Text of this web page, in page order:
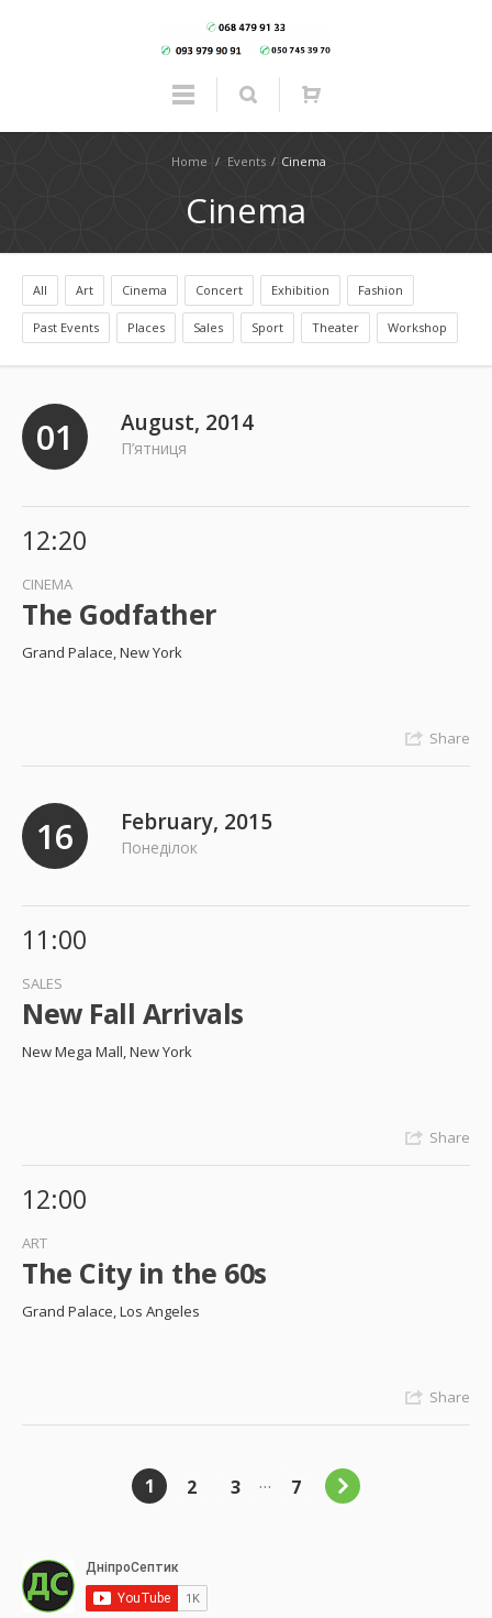
Home / Events / Cinema
Cinema
All Art Cinema Concert Exhibition Fashion
Past Events Places Sales Sport Theater Workshop
01 August, 2014
П’ятниця
12:20
CINEMA
The Godfather
Grand Palace, New York
Share
16 February, 2015
Понеділок
11:00
SALES
New Fall Arrivals
New Mega Mall, New York
Share
12:00
ART
The City in the 60s
Grand Palace, Los Angeles
Share
1 2 3 … 7